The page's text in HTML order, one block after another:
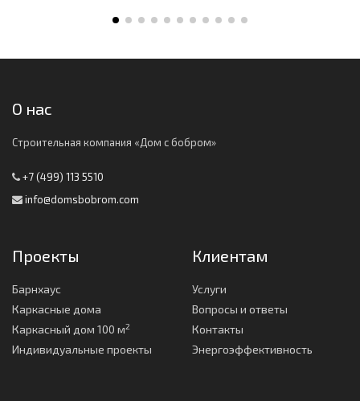
О нас
Строительная компания «Дом с бобром»
+7 (499) 113 5510
info@domsbobrom.com
Проекты
Барнхаус
Каркасные дома
Каркасный дом 100 м2
Индивидуальные проекты
Клиентам
Услуги
Вопросы и ответы
Контакты
Энергоэффективность